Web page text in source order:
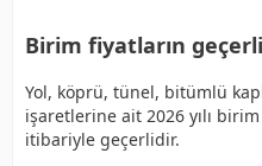
Birim fiyatların
Yol, köprü, tünel, bitümlü
işaretlerine ait 2026 yılı
itibariyle geçerlidir.